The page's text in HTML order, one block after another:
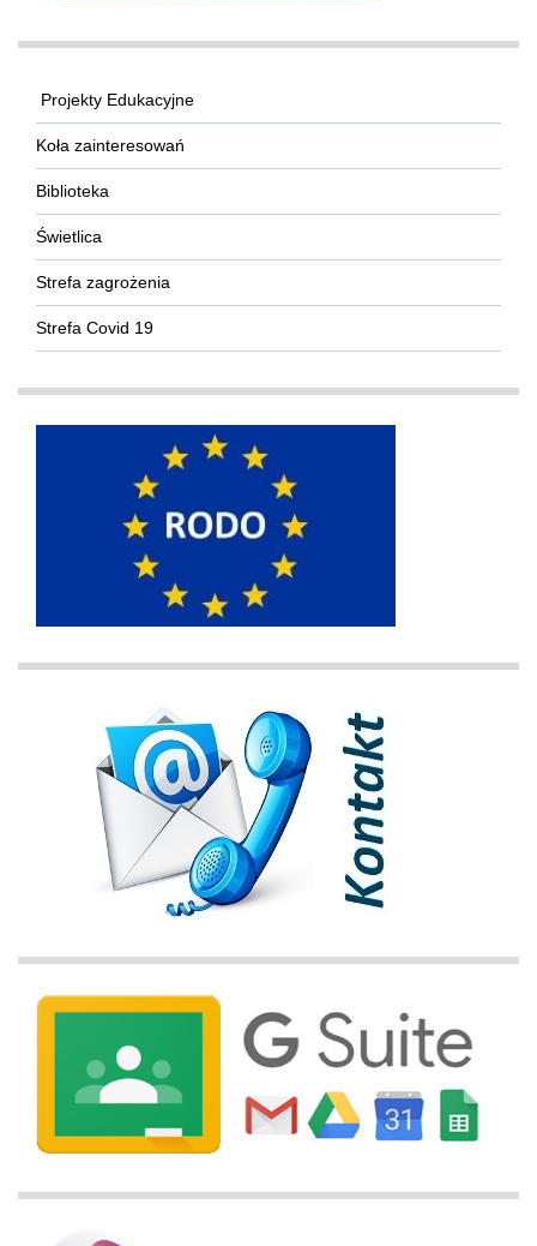
Projekty Edukacyjne
Koła zainteresowań
Biblioteka
Świetlica
Strefa zagrożenia
Strefa Covid 19